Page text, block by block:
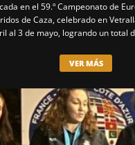
en el 59.º Campeonato de
de Caza, celebrado en
al 3 de mayo, logrando un total
VER MÁS